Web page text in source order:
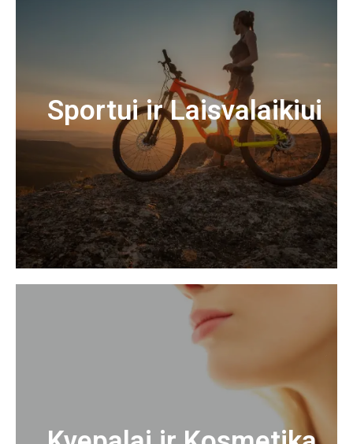
Sportui ir Laisvalaikiui